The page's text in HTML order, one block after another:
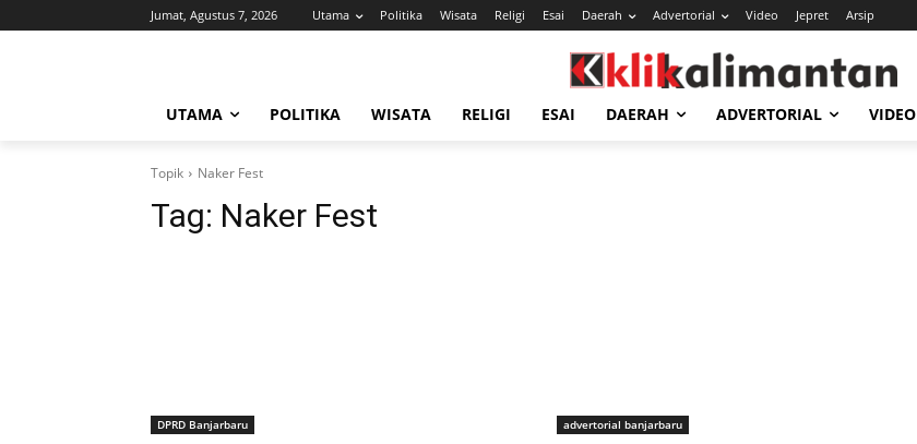
Jumat, Agustus 7, 2026 Utama Politika Wisata Religi Esai Daerah Advertorial Video Jepret Arsip
UTAMA POLITIKA WISATA RELIGI ESAI DAERAH ADVERTORIAL VIDEO
Topik Naker Fest
Tag: Naker Fest
DPRD Banjarbaru advertorial banjarbaru